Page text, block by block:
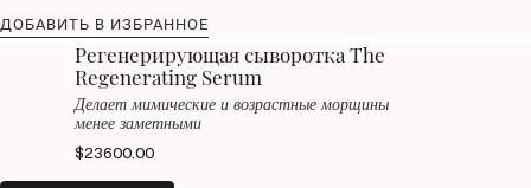
ДОБАВИТЬ В ИЗБРАННОЕ
Регенерирующая сыворотка The
Regenerating Serum
Делает мимические и возрастные морщины
менее заметными
$23600.00